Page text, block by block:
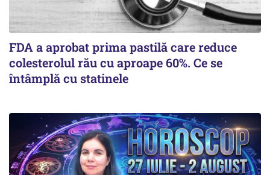
FDA a aprobat prima pastilă care reduce
colesterolul rău cu aproape 60%. Ce se
întâmplă cu statinele